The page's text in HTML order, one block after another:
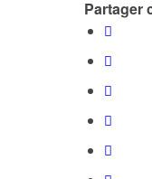
Partager